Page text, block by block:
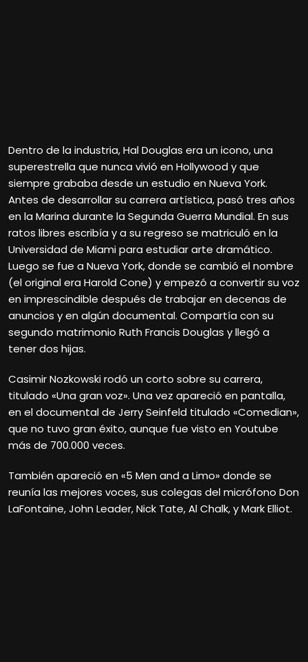
Dentro de la industria, Hal Douglas era un icono, una
superestrella que nunca vivió en Hollywood y que
siempre grababa desde un estudio en Nueva York.
Antes de desarrollar su carrera artística, pasó tres años
en la Marina durante la Segunda Guerra Mundial. En sus
ratos libres escribía y a su regreso se matriculó en la
Universidad de Miami para estudiar arte dramático.
Luego se fue a Nueva York, donde se cambió el nombre
(el original era Harold Cone) y empezó a convertir su voz
en imprescindible después de trabajar en decenas de
anuncios y en algún documental. Compartía con su
segundo matrimonio Ruth Francis Douglas y llegó a
tener dos hijas.
Casimir Nozkowski rodó un corto sobre su carrera,
titulado «Una gran voz». Una vez apareció en pantalla,
en el documental de Jerry Seinfeld titulado «Comedian»,
que no tuvo gran éxito, aunque fue visto en Youtube
más de 700.000 veces.
También apareció en «5 Men and a Limo» donde se
reunía las mejores voces, sus colegas del micrófono Don
LaFontaine, John Leader, Nick Tate, Al Chalk, y Mark Elliot.